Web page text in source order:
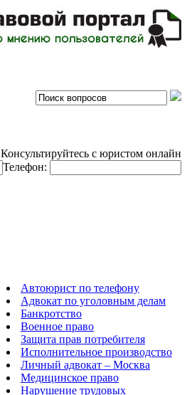
Консультируйтесь с юристом онлайн
Телефон:
Автоюрист по телефону
Адвокат по уголовным делам
Банкротство
Военное право
Защита прав потребителя
Исполнительное производство
Личный адвокат – Москва
Медицинское право
Нарушение трудовых